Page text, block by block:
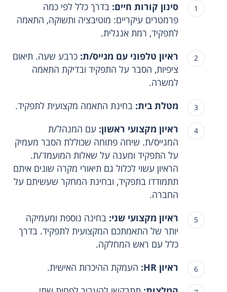
סינון קורות חיים: בדרך כלל לפי כמה
פרמטרים עיקריים: מוטיבציה ותשוקה, התאמה
לתפקיד, רמת אנגלית.
ראיון טלפוני עם מגייס/ת: כרבע שעה. תיאום
ציפיות, הסבר על התפקיד ובדיקת התאמה
למשרה.
מטלת בית: בחינת התאמה מקצועית לתפקיד.
ראיון מקצועי ראשון: עם המנהל/ת
המגייס/ת. שיחה פתוחה שכוללת הסבר מעמיק
על התפקיד ומענה על שאלות המועמד/ת.
הראיון עשוי לכלול גם תיאורי מקרה שונים איתם
תתמודדו בתפקיד, ובחינת המחקר שעשיתם על
החברה.
ראיון מקצועי שני: בחינה נוספת ומעמיקה
יותר של התאמתכם המקצועית לתפקיד. בדרך
כלל עם ראש המחלקה.
ראיון HR:
העמקת ההיכרות האישית.